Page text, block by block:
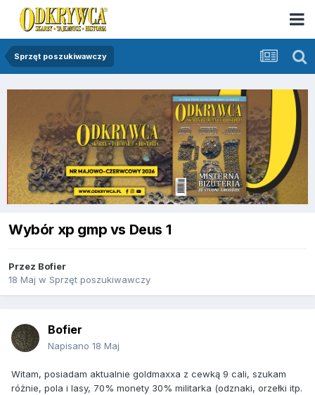
Sprzęt poszukiwawczy
Wybór xp gmp vs Deus 1
Przez Bofier
18 Maj w Sprzęt poszukiwawczy
Bofier
Napisano 18 Maj
Witam, posiadam aktualnie goldmaxxa z cewką 9 cali, szukam
różnie, pola i lasy, 70% monety 30% militarka (odznaki, orzełki itp.